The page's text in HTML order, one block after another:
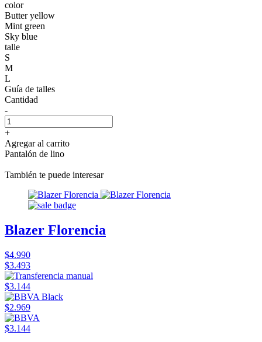
color
Butter yellow
Mint green
Sky blue
talle
S
M
L
Guía de talles
Cantidad
-
+
Agregar al carrito
Pantalón de lino
También te puede interesar
Blazer Florencia
$4.990
$3.493
$3.144
$2.969
$3.144